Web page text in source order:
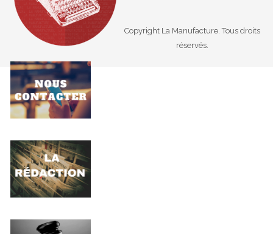
Copyright La Manufacture. Tous droits
réservés.